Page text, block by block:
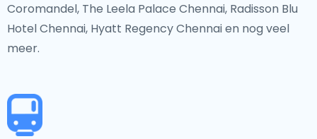
Coromandel, The Leela Palace Chennai, Radisson Blu
Hotel Chennai, Hyatt Regency Chennai en nog veel
meer.